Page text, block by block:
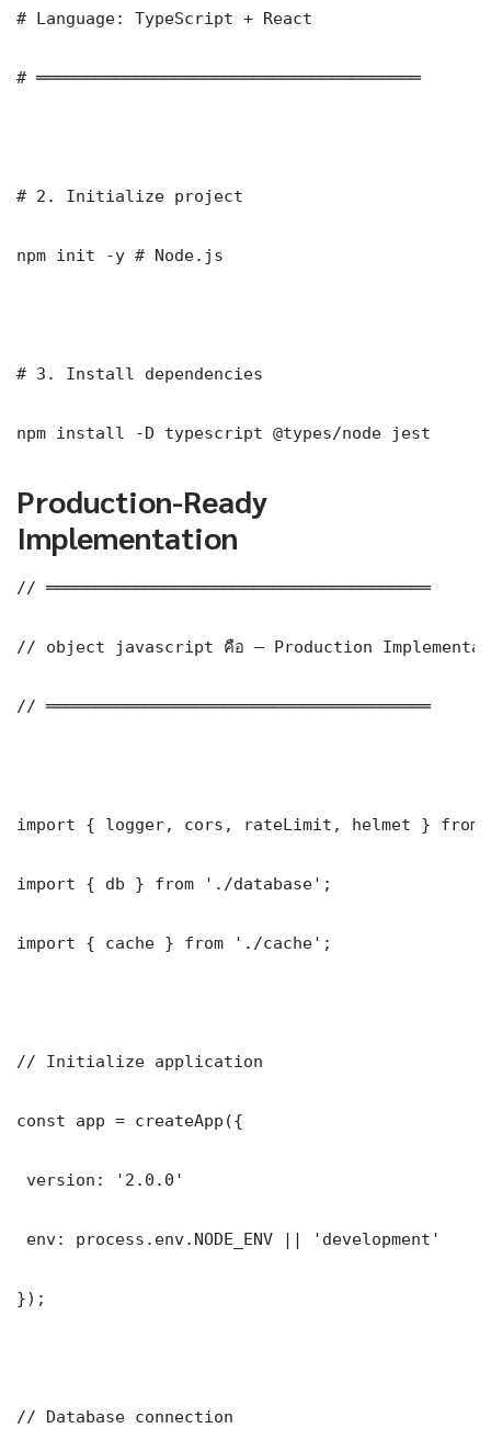
# Language: TypeScript + React
# ═══════════════════════════════════════
# 2. Initialize project
npm init -y # Node.js
# 3. Install dependencies
npm install -D typescript @types/node jest
Production-Ready
Implementation
// ═══════════════════════════════════════
// object javascript คือ — Production
// ═══════════════════════════════════════
import { logger, cors, rateLimit, helmet } from
import { db } from './database';
import { cache } from './cache';
// Initialize application
const app = createApp({
version: '2.0.0'
env: process.env.NODE_ENV || 'development'
});
// Database connection